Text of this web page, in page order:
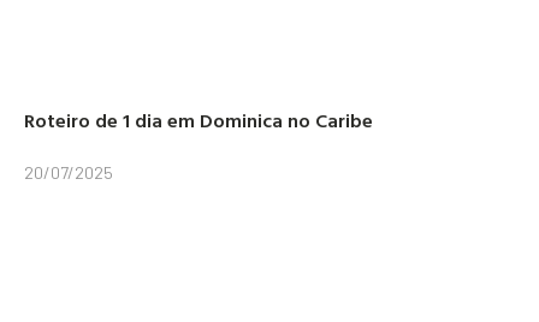
Roteiro de 1 dia em Dominica no Caribe
20/07/2025